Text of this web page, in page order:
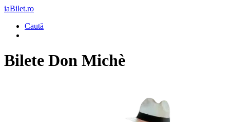
iaBilet.ro
Caută
Bilete Don Michè